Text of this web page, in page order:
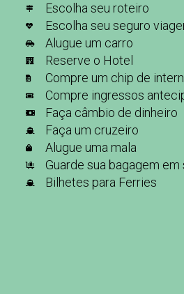
Escolha seu roteiro
Escolha seu seguro
Alugue um carro
Reserve o Hotel
Compre um chip de
Compre ingressos
Faça câmbio de dinheiro
Faça um cruzeiro
Alugue uma mala
Guarde sua bagagem em
Bilhetes para Ferries